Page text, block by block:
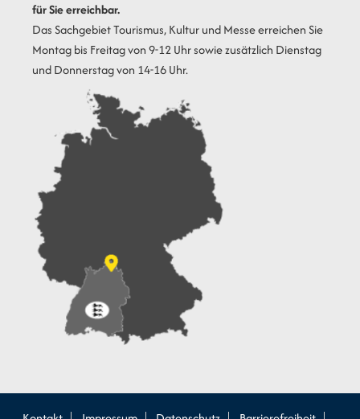
für Sie erreichbar.
Das Sachgebiet Tourismus, Kultur und Messe erreichen Sie
Montag bis Freitag von 9-12 Uhr sowie zusätzlich Dienstag
und Donnerstag von 14-16 Uhr.